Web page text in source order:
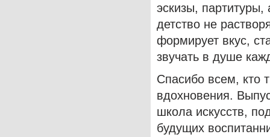
эскизы,
детство не
формирует вкус,
звучать в душе
Спасибо всем, кто
вдохновения.
школа искусств,
будущих